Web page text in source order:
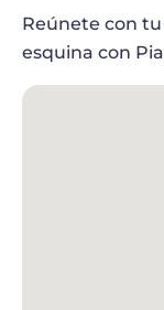
proceden de
de la Toscana,
suelo. En tu
descubrirá los
Reúnete con tu
esquina con